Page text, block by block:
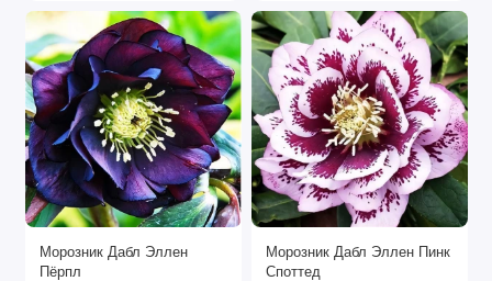
Морозник Дабл Эллен
Пёрпл
Морозник Дабл Эллен Пинк
Споттед